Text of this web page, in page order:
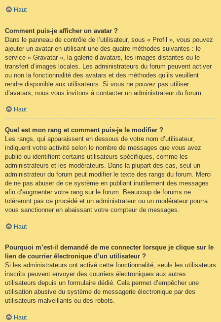
Haut
Comment puis-je afficher un avatar ?
Dans le panneau de contrôle de l’utilisateur, sous « Profil », vous pouvez
ajouter un avatar en utilisant une des quatre méthodes suivantes : le
service « Gravatar », la galerie d’avatars, les images distantes ou le
transfert d’images locales. Les administrateurs du forum peuvent activer
ou non la fonctionnalité des avatars et des méthodes qu’ils veuillent
rendre disponible aux utilisateurs. Si vous ne pouvez pas utiliser
d’avatars, nous vous invitons à contacter un administrateur du forum.
Haut
Quel est mon rang et comment puis-je le modifier ?
Les rangs, qui apparaissent en dessous de votre nom d’utilisateur,
indiquent votre activité selon le nombre de messages que vous avez
publié ou identifient certains utilisateurs spécifiques, comme les
administrateurs et les modérateurs. Dans la plupart des cas, seul un
administrateur du forum peut modifier le texte des rangs du forum. Merci
de ne pas abuser de ce système en publiant inutilement des messages
afin d’augmenter votre rang sur le forum. Beaucoup de forums ne
toléreront pas ce procédé et un administrateur ou un modérateur pourra
vous sanctionner en abaissant votre compteur de messages.
Haut
Pourquoi m’est-il demandé de me connecter lorsque je clique sur le
lien de courrier électronique d’un utilisateur ?
Si les administrateurs ont activé cette fonctionnalité, seuls les utilisateurs
inscrits peuvent envoyer des courriers électroniques aux autres
utilisateurs depuis un formulaire dédié. Cela permet d’empêcher une
utilisation abusive du système de messagerie électronique par des
utilisateurs malveillants ou des robots.
Haut